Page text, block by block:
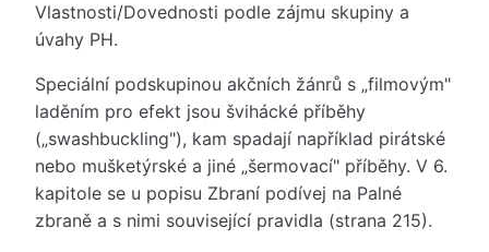
Vlastnosti/Dovednosti podle zájmu skupiny a
úvahy PH.
Speciální podskupinou akčních žánrů s „filmovým"
laděním pro efekt jsou švihácké příběhy
(„swashbuckling"), kam spadají například pirátské
nebo mušketýrské a jiné „šermovací" příběhy. V 6.
kapitole se u popisu Zbraní podívej na Palné
zbraně a s nimi související pravidla (strana 215).